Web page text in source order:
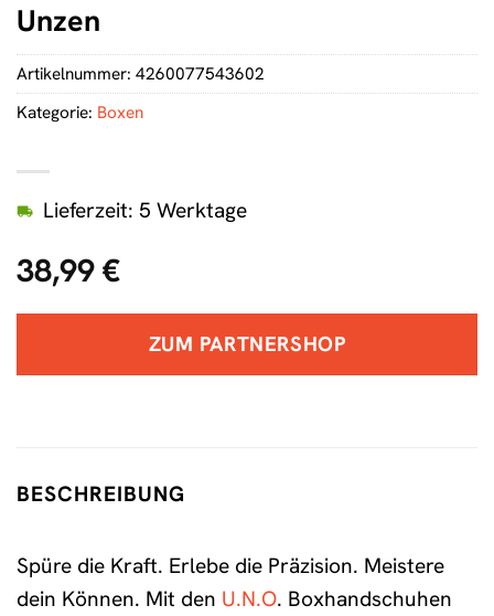
Unzen
38,99€
Lieferzeit: 5 Werktage
ZUM PARTNERSHOP
Artikelnummer: 4260077543602
Kategorie: Boxen
BESCHREIBUNG
Spüre die Kraft. Erlebe die Präzision. Meistere
dein Können. Mit den U.N.O. Boxhandschuhen